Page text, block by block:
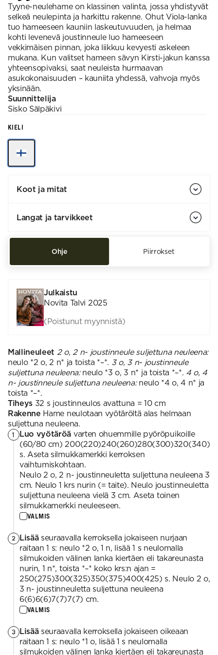
Tyyne-neulehame on klassinen valinta, jossa yhdistyvät
selkeä neulepinta ja harkittu rakenne. Ohut Viola-lanka
tuo hameeseen kauniin laskeutuvuuden, ja helmaa
kohti levenevä joustinneule luo hameeseen
vekkimäisen pinnan, joka liikkuu kevyesti askeleen
mukana. Kun valitset hameen sävyn Kirsti-jakun kanssa
yhteensopivaksi, saat neuleista hurmaavan
asukokonaisuuden – kauniita yhdessä, vahvoja myös
yksinään.​
Suunnittelija
Sisko Sälpäkivi
KIELI
Koot ja mitat
Langat ja tarvikkeet
Ohje Piirrokset
Julkaistu
Novita Talvi 2025
(Poistunut myynnistä)
Mallineuleet 2 o, 2 n- joustinneule suljettuna neuleena:
neulo *2 o, 2 n* ja toista *–*. 3 o, 3 n- joustinneule
suljettuna neuleena:neulo *3 o, 3 n* ja toista *–*. 4 o, 4
n- joustinneule suljettuna neuleena:neulo *4 o, 4 n* ja
toista *–*.
Tiheys 32 s joustinneulos avattuna = 10 cm
Rakenne Hame neulotaan vyötäröltä alas helmaan
suljettuna neuleena.
1 Luo vyötäröä varten ohuemmille pyöröpuikoille
(60/80 cm) 200(220)240(260)280(300)320(340)
s. Aseta silmukkamerkki kerroksen
vaihtumiskohtaan.
Neulo 2 o, 2 n- joustinneuletta suljettuna neuleena 3
cm. Neulo 1 krs nurin (= taite). Neulo joustinneuletta
suljettuna neuleena vielä 3 cm. Aseta toinen
silmukkamerkki neuleeseen.
VALMIS
2 Lisääseuraavalla kerroksella jokaiseen nurjaan
raitaan 1 s: neulo *2 o, 1 n, lisää 1 s neulomalla
silmukoiden välinen lanka kiertäen eli takareunasta
nurin, 1 n*, toista *–* koko krs:n ajan =
250(275)300(325)350(375)400(425) s. Neulo 2 o,
3 n- joustinneuletta suljettuna neuleena
6(6)6(6)7(7)7(7) cm.
VALMIS
3 Lisääseuraavalla kerroksella jokaiseen oikeaan
raitaan 1 s: neulo *1 o, lisää 1 s neulomalla
silmukoiden välinen lanka kiertäen eli takareunasta